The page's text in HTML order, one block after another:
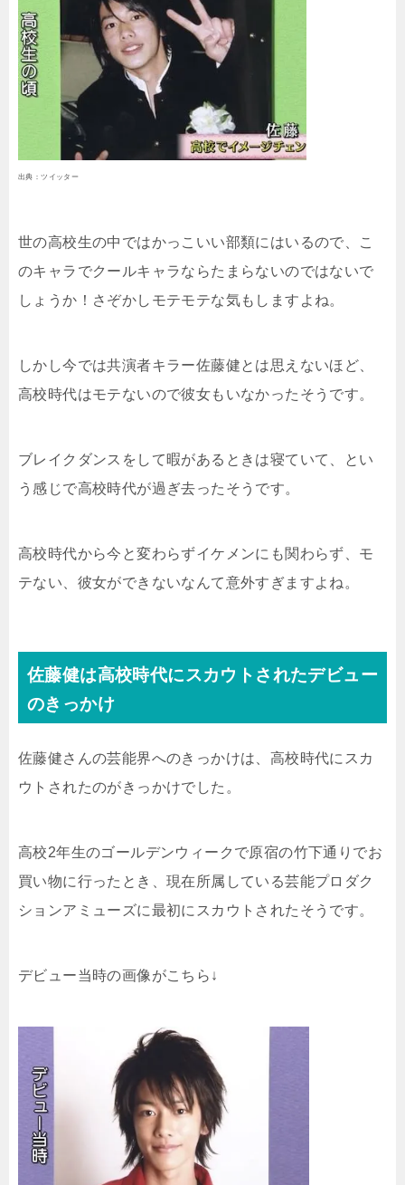
出典：ツイッター
世の高校生の中ではかっこいい部類にはいるので、こ
のキャラでクールキャラならたまらないのではないで
しょうか！さぞかしモテモテな気もしますよね。
しかし今では共演者キラー佐藤健とは思えないほど、
高校時代はモテないので彼女もいなかったそうです。
ブレイクダンスをして暇があるときは寝ていて、とい
う感じで高校時代が過ぎ去ったそうです。
高校時代から今と変わらずイケメンにも関わらず、モ
テない、彼女ができないなんて意外すぎますよね。
佐藤健は高校時代にスカウトされたデビュー
のきっかけ
佐藤健さんの芸能界へのきっかけは、高校時代にスカ
ウトされたのがきっかけでした。
高校2年生のゴールデンウィークで原宿の竹下通りでお
買い物に行ったとき、現在所属している芸能プロダク
ションアミューズに最初にスカウトされたそうです。
デビュー当時の画像がこちら↓